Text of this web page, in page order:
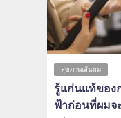
สุขภาพเส้นผม
รู้แก่นแท้ของ
ฟ้าก่อนที่ผมจ